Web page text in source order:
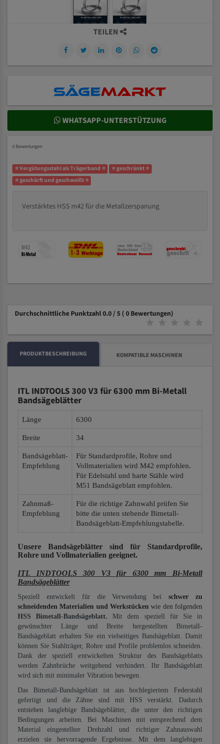
TEILEN
WHATSAPP-UNTERSTÜTZUNG
0 Bewertungen
⭐ Vergütungsstahl als Trägerband ⭐
⭐ geschränkt ⭐
⭐ geschärft und geschweißt ⭐
Verstärktes HSS m42 für die Metallzerspanung
Durchschnittliche Punktzahl 0.0 / 5 ( 0 Bewertungen)
PRODUKTBESCHREIBUNG KOMPATIBLE MASCHINEN
ITL INDTOOLS 300 V3 für 6300 mm Bi-Metall
Bandsägeblätter
Länge 6300
Breite 34
Bandsägeblatt-
Empfehlung
Für Standardprofile, Rohre und
Vollmaterialien wird M42 empfohlen.
Für Edelstahl und harte Stähle wird
M51 Bandsägeblatt empfohlen.
Zahnmaß-
Empfehlung
Für die richtige Zahnwahl prüfen Sie
bitte die unten stehende Bimetall-
Bandsägeblatt-Empfehlungstabelle.
Unsere Bandsägeblätter sind für Standardprofile,
Rohre und Vollmaterialien geeignet.
ITL INDTOOLS 300 V3 für 6300 mm Bi-Metall
Bandsägeblätter
Speziell entwickelt für die Verwendung beischwer zu
schneidenden Materialien und Werkstücken wie den folgenden
HSS Bimetall-Bandsägeblatt. Mit dem speziell für Sie in
gewünschter Länge und Breite hergestellten Bimetall-
Bandsägeblatt erhalten Sie ein vielseitiges Bandsägeblatt. Damit
können Sie Stahlträger, Rohre und Profile problemlos schneiden.
Dank der speziell entwickelten Struktur des Bandsägeblatts
werden Zahnbrüche weitgehend verhindert. Ihr Bandsägeblatt
wird sich mit minimaler Vibration bewegen.
Das Bimetall-Bandsägeblatt ist aus hochlegiertem Federstahl
gefertigt und die Zähne sind mit HSS verstärkt. Dadurch
entstehen langlebige Bandsägeblätter, die unter den richtigen
Bedingungen arbeiten. Bei Maschinen mit entsprechend dem
Material eingestellter Drehzahl und richtiger Zahnauswahl
erzielen sie hervorragende Ergebnisse. Mit dem langlebigen